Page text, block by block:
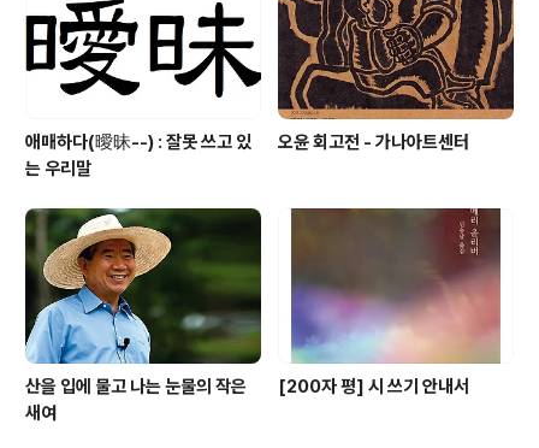
애매하다(曖昧--) : 잘못 쓰고 있
는 우리말
오윤 회고전 - 가나아트센터
산을 입에 물고 나는 눈물의 작은
새여
[200자 평] 시 쓰기 안내서